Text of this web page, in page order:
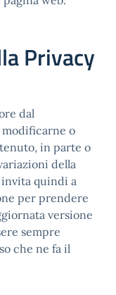
Privacy
dal
o
in parte o
della
invita quindi a
per prendere
versione
sempre
che ne fa il